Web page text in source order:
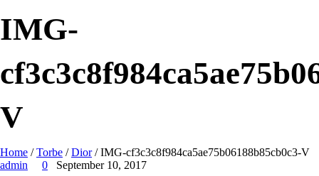
IMG-
V
Home /Torbe /Dior/ IMG-cf3c3c8f984ca5ae75b06188b85cb0c3-V
admin
0 September 10, 2017